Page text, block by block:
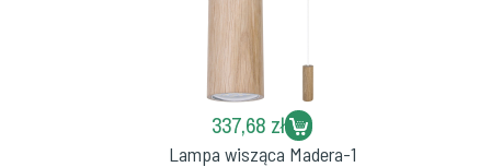
337,68 zł
Lampa wisząca Madera-1